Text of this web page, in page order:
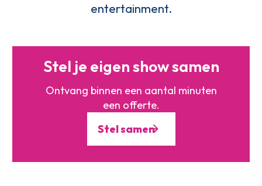
entertainment.
Stel je eigen show samen
Ontvang binnen een aantal minuten
een offerte.
Stel samen